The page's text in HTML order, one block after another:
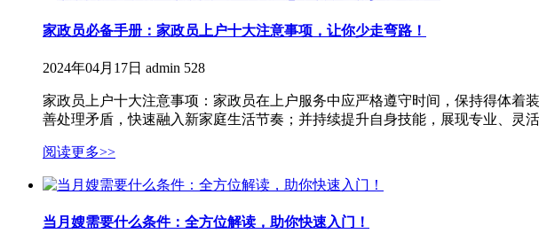
家政员必备手册：家政员上户十大注意事项，让你少走弯路！
2024年04月17日 admin 528
家政员上户十大注意事项：家政员在上户服务中应严格遵守时间，保持得体
善处理矛盾，快速融入新家庭生活节奏；并持续提升自身技能，展现专业、灵
阅读更多>>
当月嫂需要什么条件：全方位解读，助你快速入门！